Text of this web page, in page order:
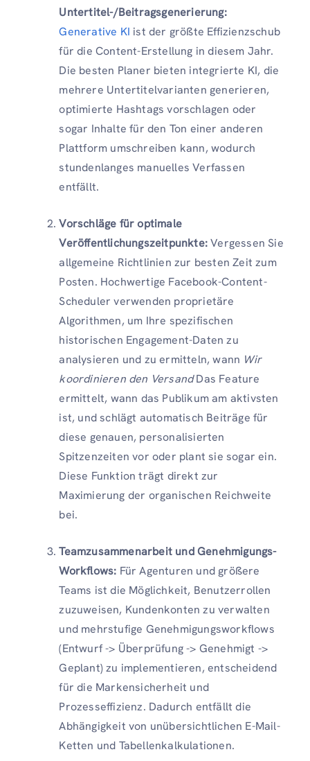
Untertitel-/Beitragsgenerierung:
Generative KI ist der größte Effizienzschub
für die Content-Erstellung in diesem Jahr.
Die besten Planer bieten integrierte KI, die
mehrere Untertitelvarianten generieren,
optimierte Hashtags vorschlagen oder
sogar Inhalte für den Ton einer anderen
Plattform umschreiben kann, wodurch
stundenlanges manuelles Verfassen
entfällt.
Vorschläge für optimale
Veröffentlichungszeitpunkte:Vergessen Sie
allgemeine Richtlinien zur besten Zeit zum
Posten. Hochwertige Facebook-Content-
Scheduler verwenden proprietäre
Algorithmen, um Ihre spezifischen
historischen Engagement-Daten zu
analysieren und zu ermitteln, wann Wir
koordinieren den VersandDas Feature
ermittelt, wann das Publikum am aktivsten
ist, und schlägt automatisch Beiträge für
diese genauen, personalisierten
Spitzenzeiten vor oder plant sie sogar ein.
Diese Funktion trägt direkt zur
Maximierung der organischen Reichweite
bei.
Teamzusammenarbeit und Genehmigungs-
Workflows: Für Agenturen und größere
Teams ist die Möglichkeit, Benutzerrollen
zuzuweisen, Kundenkonten zu verwalten
und mehrstufige Genehmigungsworkflows
(Entwurf -> Überprüfung -> Genehmigt ->
Geplant) zu implementieren, entscheidend
für die Markensicherheit und
Prozesseffizienz. Dadurch entfällt die
Abhängigkeit von unübersichtlichen E-Mail-
Ketten und Tabellenkalkulationen.